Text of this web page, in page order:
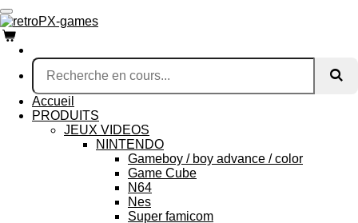
Passer
au
contenu
principal
Accueil
PRODUITS
JEUX VIDEOS
NINTENDO
Gameboy / boy advance / color
Game Cube
N64
Nes
Super famicom